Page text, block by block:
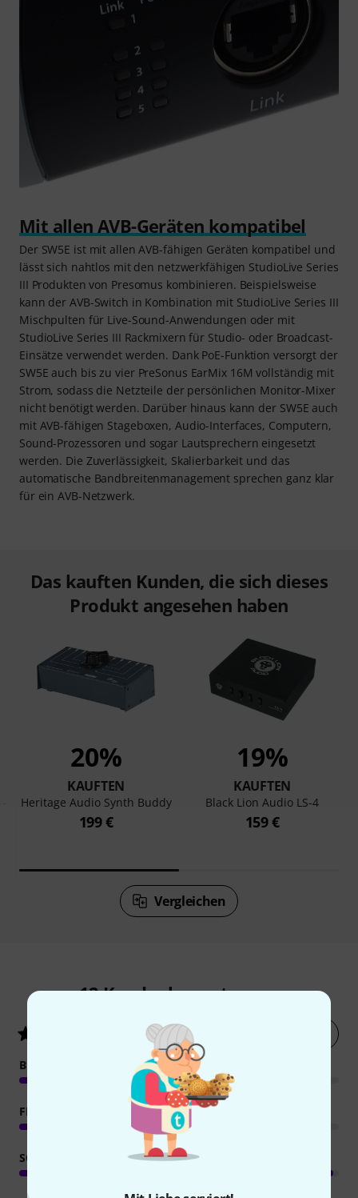
Mit allen AVB-Geräten kompatibel
Der SW5E ist mit allen AVB-fähigen Geräten kompatibel und
lässt sich nahtlos mit den netzwerkfähigen StudioLive Series
III Produkten von Presomus kombinieren. Beispielsweise
kann der AVB-Switch in Kombination mit StudioLive Series III
Mischpulten für Live-Sound-Anwendungen oder mit
StudioLive Series III Rackmixern für Studio- oder Broadcast-
Einsätze verwendet werden. Dank PoE-Funktion versorgt der
SW5E auch bis zu vier PreSonus EarMix 16M vollständig mit
Strom, sodass die Netzteile der persönlichen Monitor-Mixer
nicht benötigt werden. Darüber hinaus kann der SW5E auch
mit AVB-fähigen Stageboxen, Audio-Interfaces, Computern,
Sound-Prozessoren und sogar Lautsprechern eingesetzt
werden. Die Zuverlässigkeit, Skalierbarkeit und das
automatische Bandbreitenmanagement sprechen ganz klar
für ein AVB-Netzwerk.
Das kauften Kunden, die sich dieses
Produkt angesehen haben
20%
KAUFTEN
Heritage Audio Synth Buddy
199 €
19%
KAUFTEN
Black Lion Audio LS-4
159 €
Vergleichen
12Kundenbewertungen
/ 5
BEDIENUNG
FEATURES
SOUND